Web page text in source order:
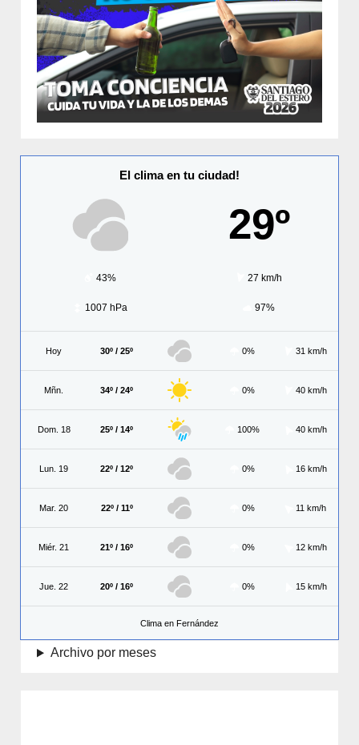
El clima en tu ciudad!
29º
43% 27 km/h
1007 hPa 97%
Hoy 30º / 25º 0% 31 km/h
Mñn. 34º / 24º 0% 40 km/h
Dom. 18 25º / 14º 100% 40 km/h
Lun. 19 22º / 12º 0% 16 km/h
Mar. 20 22º / 11º 0% 11 km/h
Miér. 21 21º / 16º 0% 12 km/h
Jue. 22 20º / 16º 0% 15 km/h
Clima en Fernández
Archivo por meses